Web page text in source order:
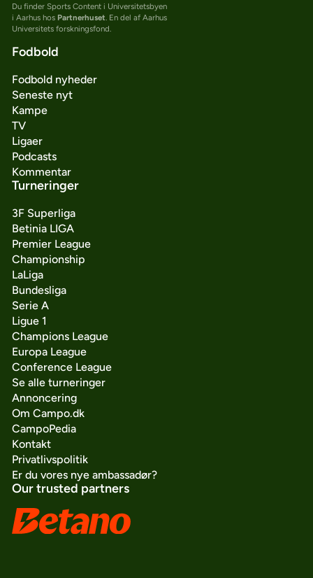
Du finder Sports Content i Universitetsbyen
i Aarhus hos Partnerhuset. En del af Aarhus
Universitets forskningsfond.
Fodbold
Fodbold nyheder
Seneste nyt
Kampe
TV
Ligaer
Podcasts
Kommentar
Turneringer
3F Superliga
Betinia LIGA
Premier League
Championship
LaLiga
Bundesliga
Serie A
Ligue 1
Champions League
Europa League
Conference League
Se alle turneringer
Annoncering
Om Campo.dk
CampoPedia
Kontakt
Privatlivspolitik
Er du vores nye ambassadør?
Our trusted partners